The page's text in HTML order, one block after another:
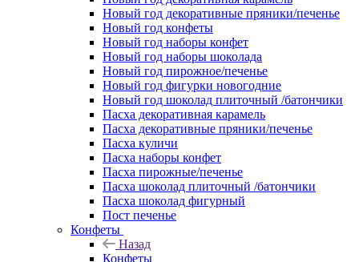
Новый год декоративные пряники/печенье
Новый год конфеты
Новый год наборы конфет
Новый год наборы шоколада
Новый год пирожное/печенье
Новый год фигурки новогодние
Новый год шоколад плиточный /батончики
Пасха декоративная карамель
Пасха декоративные пряники/печенье
Пасха куличи
Пасха наборы конфет
Пасха пирожные/печенье
Пасха шоколад плиточный /батончики
Пасха шоколад фигурный
Пост печенье
Конфеты
Назад
Конфеты